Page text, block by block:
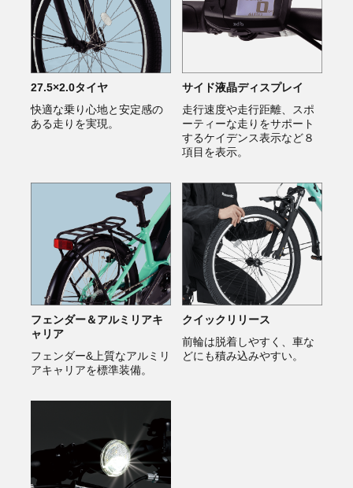
27.5×2.0タイヤ
快適な乗り心地と安定感の
ある走りを実現。
サイド液晶ディスプレイ
走行速度や走行距離、スポ
ーティーな走りをサポート
するケイデンス表示など８
項目を表示。
フェンダー＆アルミリアキ
ャリア
フェンダー&上質なアルミリ
アキャリアを標準装備。
クイックリリース
前輪は脱着しやすく、車な
どにも積み込みやすい。